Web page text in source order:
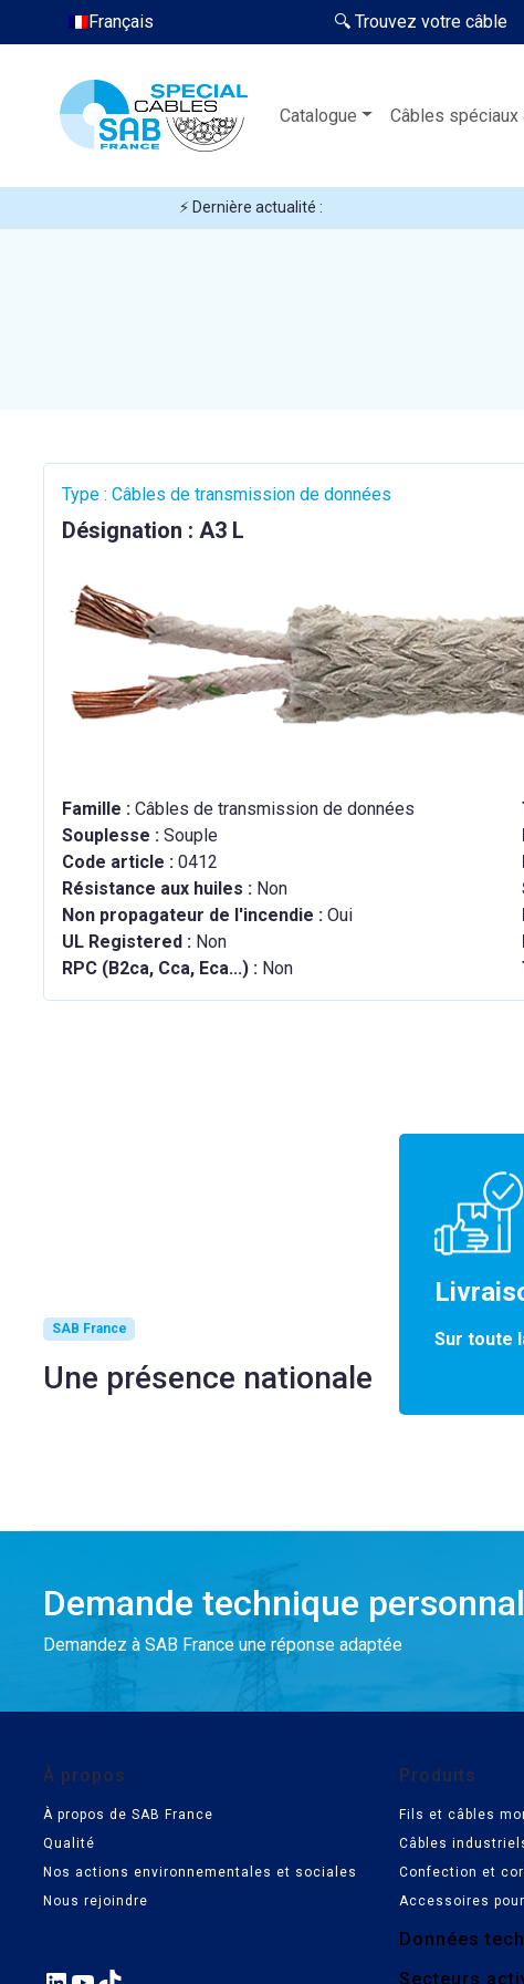
🔍 Trouvez votre câble
Français
Catalogue Câbles spéciaux
⚡ Dernière actualité :
Type : Câbles de transmission de données
Désignation : A3 L
Famille : Câbles de transmission de données
Souplesse : Souple
Code article : 0412
Résistance aux huiles : Non
Non propagateur de l'incendie : Oui
UL Registered : Non
RPC (B2ca, Cca, Eca...) : Non
SAB France
Une présence nationale
Sur toute
Demande technique
Demandez à SAB France une réponse adaptée
À propos
À propos de SAB France
Qualité
Nos actions environnementales et sociales
Nous rejoindre
Produits
Fils et câbles
Câbles
Confection et
Accessoires
Données
Secteurs